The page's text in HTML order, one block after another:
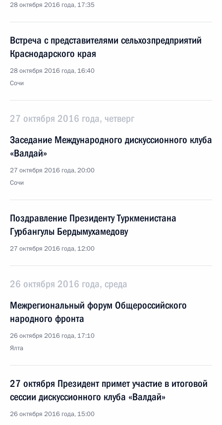
28 октября 2016 года, 17:35
Встреча с представителями сельхозпредприятий
Краснодарского края
28 октября 2016 года, 16:40
Сочи
27 октября 2016 года, четверг
Заседание Международного дискуссионного клуба
«Валдай»
27 октября 2016 года, 20:00
Сочи
Поздравление Президенту Туркменистана
Гурбангулы Бердымухамедову
27 октября 2016 года, 12:00
26 октября 2016 года, среда
Межрегиональный форум Общероссийского
народного фронта
26 октября 2016 года, 17:10
Ялта
27 октября Президент примет участие в итоговой
сессии дискуссионного клуба «Валдай»
26 октября 2016 года, 15:00